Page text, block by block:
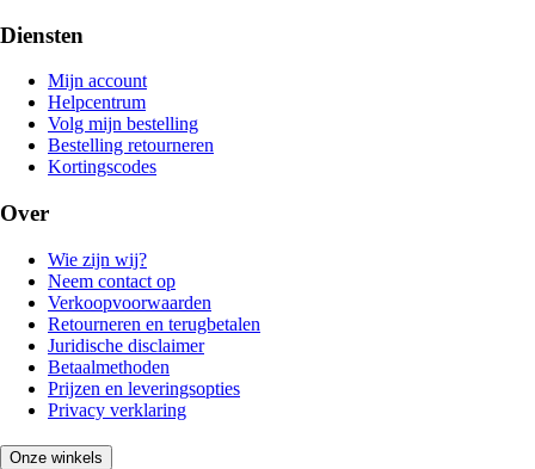
Diensten
Mijn account
Helpcentrum
Volg mijn bestelling
Bestelling retourneren
Kortingscodes
Over
Wie zijn wij?
Neem contact op
Verkoopvoorwaarden
Retourneren en terugbetalen
Juridische disclaimer
Betaalmethoden
Prijzen en leveringsopties
Privacy verklaring
Onze winkels